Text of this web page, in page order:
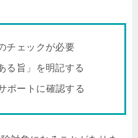
チェックが必要
る旨」を明記する
ポートに確認する